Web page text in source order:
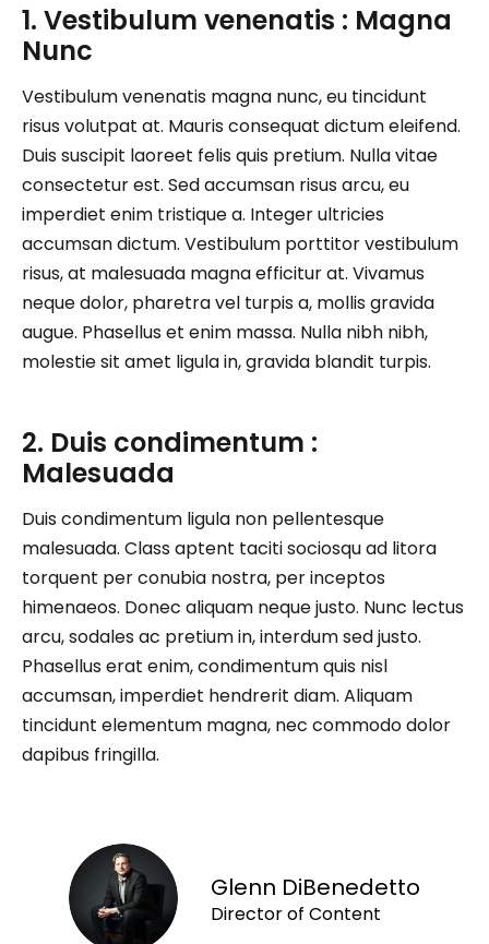
1. Vestibulum venenatis : Magna
Nunc
Vestibulum venenatis magna nunc, eu tincidunt
risus volutpat at. Mauris consequat dictum eleifend.
Duis suscipit laoreet felis quis pretium. Nulla vitae
consectetur est. Sed accumsan risus arcu, eu
imperdiet enim tristique a. Integer ultricies
accumsan dictum. Vestibulum porttitor vestibulum
risus, at malesuada magna efficitur at. Vivamus
neque dolor, pharetra vel turpis a, mollis gravida
augue. Phasellus et enim massa. Nulla nibh nibh,
molestie sit amet ligula in, gravida blandit turpis.
2. Duis condimentum :
Malesuada
Duis condimentum ligula non pellentesque
malesuada. Class aptent taciti sociosqu ad litora
torquent per conubia nostra, per inceptos
himenaeos. Donec aliquam neque justo. Nunc lectus
arcu, sodales ac pretium in, interdum sed justo.
Phasellus erat enim, condimentum quis nisl
accumsan, imperdiet hendrerit diam. Aliquam
tincidunt elementum magna, nec commodo dolor
dapibus fringilla.
Glenn DiBenedetto
Director of Content